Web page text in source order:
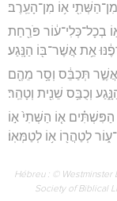
א֥וֹ מִן־הָעֵֽרֶב׃
בְכָל־כְּלִי־ע֔וֹר פֹּרַ֖חַת
אֵ֥ת אֲשֶׁר־בּ֖וֹ הַנָּֽגַע׃
אֲשֶׁ֣ר תְּכַבֵּ֔ס וְסָ֥ר מֵהֶ֖ם
וְכֻבַּ֥ס שֵׁנִ֖ית וְטָהֵֽר׃
א֤וֹ הַשְּׁתִי֙ א֣וֹ
לְטַהֲר֖וֹ א֥וֹ לְטַמְּאֽוֹ׃
Hébreu : © Westminster
Society of Biblical